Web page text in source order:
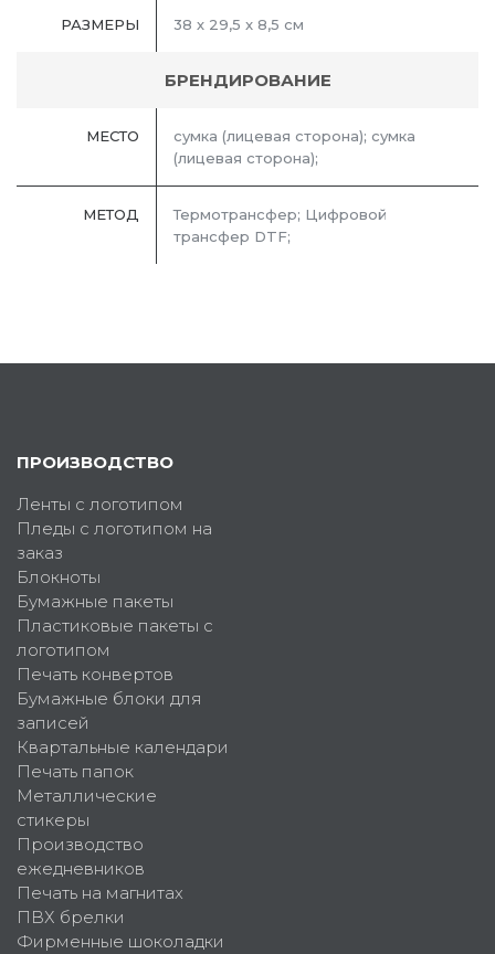
РАЗМЕРЫ 38 х 29,5 x 8,5 см
БРЕНДИРОВАНИЕ
МЕСТО
сумка (лицевая сторона); сумка
(лицевая сторона);
МЕТОД
Термотрансфер; Цифровой
трансфер DTF;
ПРОИЗВОДСТВО
Ленты с логотипом
Пледы с логотипом на
заказ
Блокноты
Бумажные пакеты
Пластиковые пакеты с
логотипом
Печать конвертов
Бумажные блоки для
записей
Квартальные календари
Печать папок
Металлические
стикеры
Производство
ежедневников
Печать на магнитах
ПВХ брелки
Фирменные шоколадки